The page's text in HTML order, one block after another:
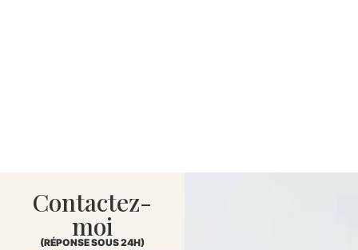
Contactez-
moi
(RÉPONSE SOUS 24H)